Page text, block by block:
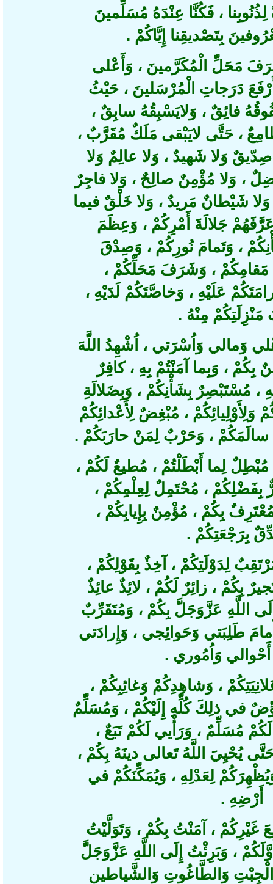
، فَكُنَّا عِنْدَهُ مُسَلِّمينَ
بِتَصْديقِنا إِيَّاكُمْ .
مَحَلِّ الْمُكَرَّمينَ ، وَأَعْلى
دَرَجاتِ الْمُرْسَلينَ ، حَيْثُ
فائِقٌ ، وَلايَسْبِقُهُ سابِقٌ ،
، حَتَّى لايَبْقى مَلَكٌ مُقَرَّبٌ ،
وَلا شَهيدٌ ، وَلا عالِمٌ وَلا
، وَلا مُؤْمِنٌ صالِحٌ ، وَلا فاجِرٌ
شَيْطانٌ مَريدٌ ، وَلا خَلْقٌ فيما
جَلالَةَ أَمْرِكُمْ ، وَعِظَمَ
، وَتَمامَ نُورِكُمْ ، وَصِدْقَ
، وَشَرَفَ مَحَلِّكُمْ ،
عَلَيْهِ ، وَخاصَّتَكُمْ لَدَيْهِ ،
مِنْهُ .
وَمالي وَاُسْرَتي ، اُشْهِدُ اللَّهَ
، وَبِما آمَنْتُمْ بِهِ ، كافِرٌ
مُسْتَبْصِرٌ بِشَأْنِكُمْ ، وَبِضَلالَةِ
، مُبْغِضٌ لِأَعْدائِكُمْ
، وَحَرْبٌ لِمَنْ حارَبَكُمْ .
لِما أَبْطَلْتُمْ ، مُطيعٌ لَكُمْ ،
، مُحْتَمِلٌ لِعِلْمِكُمْ ،
بِكُمْ ، مُؤْمِنٌ بِإِيابِكُمْ ،
.
لِدَوْلَتِكُمْ ، آخِذٌ بِقَوْلِكُمْ ،
، زائِرٌ لَكُمْ ، لائِذٌ عائِذٌ
اللَّهِ عَزَّوَجَلَّ بِكُمْ ، وَمُتَقَرِّبٌ
طَلِبَتي وَحَوائِجي ، وَإِرادَتي
وَاُمُوري .
، وَشاهِدِكُمْ وَغائِبِكُمْ ،
في ذلِكَ كُلِّهِ إِلَيْكُمْ ، وَمُسَلِّمٌ
مُسَلِّمٌ ، وَرَأْيي لَكُمْ تَبَعٌ ،
اللَّهُ تَعالى دينَهُ بِكُمْ ،
لِعَدْلِهِ ، وَيُمَكِّنَكُمْ في
.
، آمَنْتُ بِكُمْ ، وَتَوَلَّيْتُ
، وَبَرِئْتُ إِلَى اللَّهِ عَزَّوَجَلَّ
وَالطَّاغُوتِ وَالشَّياطينِ